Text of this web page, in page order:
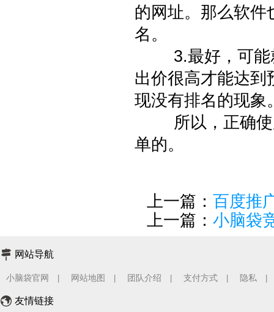
的网址。那么软件
名。
3.最好，可能就
出价很高才能达到
现没有排名的现象
所以，正确使用
单的。
上一篇： 百度推
上一篇： 小脑袋
网站导航
小脑袋官网 网站地图 团队介绍 支付方式 隐私
友情链接